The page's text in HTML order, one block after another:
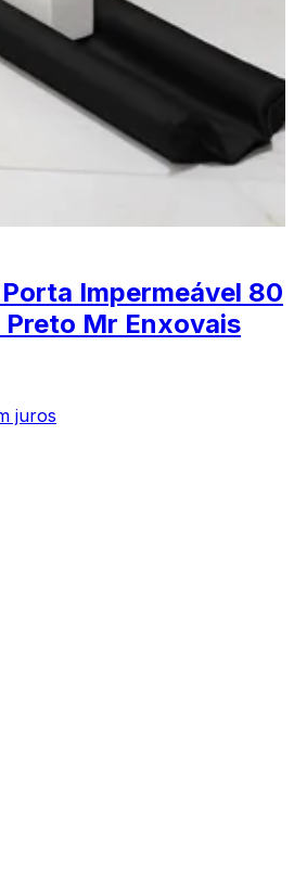
Impermeável 80
Mr Enxovais
juros